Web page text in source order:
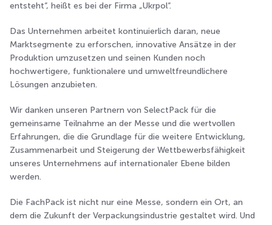
entsteht“, heißt es bei der Firma „Ukrpol“.
Das Unternehmen arbeitet kontinuierlich daran, neue
Marktsegmente zu erforschen, innovative Ansätze in der
Produktion umzusetzen und seinen Kunden noch
hochwertigere, funktionalere und umweltfreundlichere
Lösungen anzubieten.
Wir danken unseren Partnern von SelectPack für die
gemeinsame Teilnahme an der Messe und die wertvollen
Erfahrungen, die die Grundlage für die weitere Entwicklung,
Zusammenarbeit und Steigerung der Wettbewerbsfähigkeit
unseres Unternehmens auf internationaler Ebene bilden
werden.
Die FachPack ist nicht nur eine Messe, sondern ein Ort, an
dem die Zukunft der Verpackungsindustrie gestaltet wird. Und